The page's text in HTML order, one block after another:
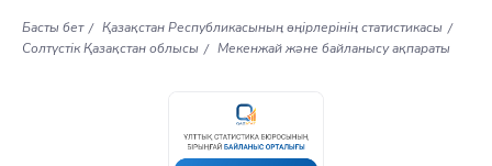
Басты бет
Қазақстан Республикасының өңірлерінің статистикасы
Солтүстік Қазақстан облысы
Мекенжай және байланысу ақпараты